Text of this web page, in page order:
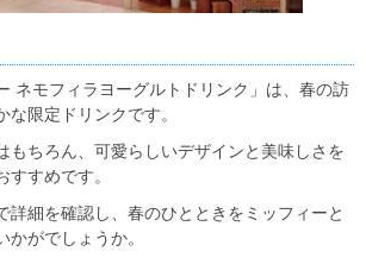
ネモフィラヨーグルトドリンク」は、春の訪
限定ドリンクです。
もちろん、可愛らしいデザインと美味しさを
すめです。
詳細を確認し、春のひとときをミッフィーと
がでしょうか。